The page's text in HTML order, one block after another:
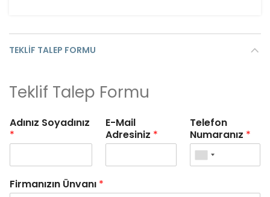
TEKLIF TALEP FORMU
Teklif Talep Formu
Adınız Soyadınız
*
E-Mail
Adresiniz *
Telefon
Numaranız *
Firmanızın Ünvanı *